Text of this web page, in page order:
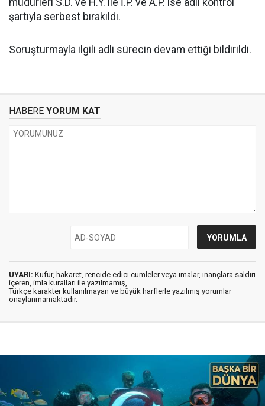
müdürleri S.D. ve H.Y. ile İ.P. ve A.P. ise adli kontrol
şartıyla serbest bırakıldı.
Soruşturmayla ilgili adli sürecin devam ettiği bildirildi.
HABERE YORUM KAT
UYARI: Küfür, hakaret, rencide edici cümleler veya imalar, inançlara saldırı
içeren, imla kuralları ile yazılmamış,
Türkçe karakter kullanılmayan ve büyük harflerle yazılmış yorumlar
onaylanmamaktadır.